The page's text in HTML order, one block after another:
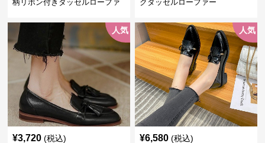
柄リボン付きタッセルローファ
クタッセルローファー
人気
¥3,720 (税込)
人気
¥6,580 (税込)